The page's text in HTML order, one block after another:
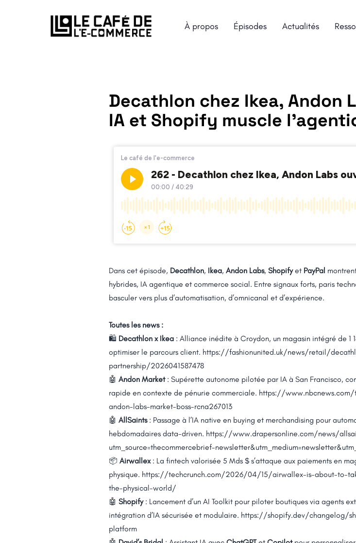
À propos Épisodes Actualités
Decathlon chez Ikea, Andon
IA et Shopify muscle
Dans cet épisode, Decathlon, Ikea, Andon Labs, Shopifyet PayPal
hybrides, IA agentique et commerce social. Entre signaux forts, paris
basculer vers plus d’automatisation, d’omnicanal et d’expérience.
Toutes les news :
🛍️ Decathlon x Ikea : Alliance inédite à Croydon, un magasin intégré de 1
optimiser le parcours client. https://fashionunited.uk/news/retail/
partnership/2026041587478
🤖 Andon Market: Supérette autonome pilotée par IA à San Francisco,
rapide en contexte de pénurie commerciale. https://
andon-labs-market-boss-rcna267013
🤖 AllSaints: Passage à l’IA native en buying et merchandising pour
hebdomadaires data-driven. https://www.drapersonline.com/news/
utm_source=thecommercebrief-
📦 Airwallex: La fintech valorisée 5 Mds $ s’attaque aux paiements en
physique. https://techcrunch.com/2026/04/15/airwallex-is-about-to-
the-physical-world/
🤖 Shopify: Lancement d’un AI Toolkit pour piloter boutiques via agents
intégration d’IA sécurisée et modulaire. https://shopify.dev/changelog/
platform